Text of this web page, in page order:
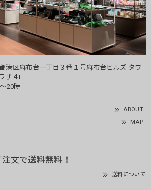
港区麻布台一丁目３番１号麻布台ヒルズ タワ
ザ４F
20時
ABOUT
MAP
文で送料無料！
送料について